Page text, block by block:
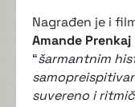
Nagrađen je i
Amande Prenkaj
“šarmantnim
suvereno i